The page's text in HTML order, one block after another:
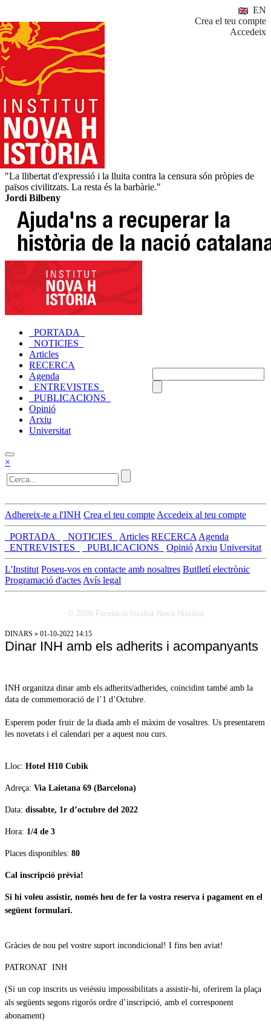
EN
Crea el teu compte
Accedeix
"La llibertat d'expressió i la lluita contra la censura són pròpies de
països civilitzats. La resta és la barbàrie."
Jordi Bilbeny
_PORTADA_
_NOTICIES_
Articles
RECERCA
Agenda
_ENTREVISTES_
_PUBLICACIONS_
Opinió
Arxiu
Universitat
×
Adhereix-te a l'INH Crea el teu compte Accedeix al teu compte
_PORTADA_ _NOTICIES_ Articles RECERCA Agenda
_ENTREVISTES_
_PUBLICACIONS_ Opinió Arxiu Universitat
L'Institut Poseu-vos en contacte amb nosaltres Butlletí electrònic
Programació d'actes Avís legal
© 2026 Fundació Institut Nova Història
DINARS » 01-10-2022 14:15
Dinar INH amb els adherits i acompanyants
INH organitza dinar amb els adherits/adherides, coincidint també amb la
data de commemoració de l’1 d’Octubre.
Esperem poder fruir de la diada amb el màxim de vosaltres. Us presentarem
les novetats i el calendari per a aquest nou curs.
Lloc: Hotel H10 Cubik
Adreça: Via Laietana 69 (Barcelona)
Data: dissabte, 1r d’octubre del 2022
Hora: 1/4 de 3
Places disponibles: 80
Cal inscripció prèvia!
Si hi voleu assistir, només heu de fer la vostra reserva i pagament en el
següent formulari.
Gràcies de nou pel vostre suport incondicional! I fins ben aviat!
PATRONAT INH
(Si un cop inscrits us veiéssiu impossibilitats a assistir-hi, oferirem la plaça
als següents segons rigorós ordre d’inscripció, amb el corresponent
abonament)